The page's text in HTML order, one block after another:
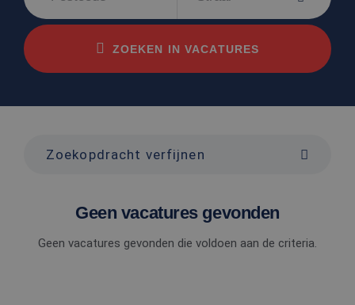
ZOEKEN IN VACATURES
Zoekopdracht verfijnen
Geen vacatures gevonden
Geen vacatures gevonden die voldoen aan de criteria.